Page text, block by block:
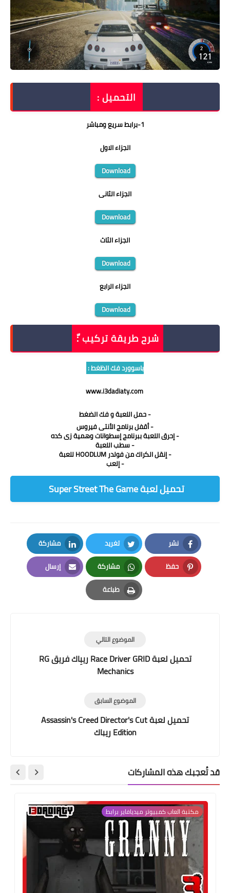
التحميل :
1
-برابط سريع ومباشر
الجزاء الاول
Download
الجزاء الثانى
Download
الجزاء الثاث
Download
الجزاء الرابع
Download
شرح طريقة تركيب :ّ
باسوورد فك الظغط :
www.i3dadiaty.com
- حمل اللعبة و فك الضغط
- أقفل برنامج الأنتى فيروس
- إحرق اللعبة ببرنامج إسطوانات وهمية زى كده
- سطب اللعبة
- إنقل الكراك من فولدر HOODLUM للعبة
- إلعب
تحميل لعبة Super Street The Game
نشر
Facebook
تغريد
Twitter
مشاركة
LinkedIn
حفظ
Pinterest
مشاركة
Whatsapp
إرسال
Email
طباعة
Print
الموضوع التالي
تحميل لعبة Race Driver GRID ريبِاك فريق RG
Mechanics
الموضوع السابق
تحميل لعبة Assassin's Creed Director's Cut
Edition ريباك
قد تُعجبك هذه المشاركات
مكتبة العاب كمبيوتر ميديافاير برابط